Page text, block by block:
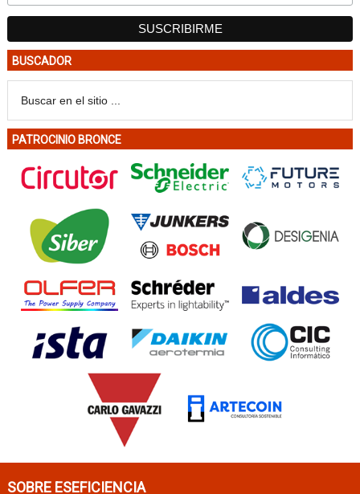
BUSCADOR
PATROCINIO BRONCE
SOBRE ESEFICIENCIA